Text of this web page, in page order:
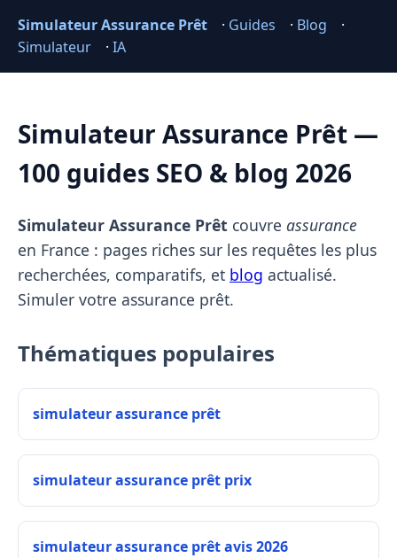
Simulateur Assurance Prêt · Guides · Blog
·
Simulateur
· IA
Simulateur Assurance Prêt —
100 guides SEO & blog 2026
Simulateur Assurance Prêt couvre assurance
en France : pages riches sur les requêtes les plus
recherchées, comparatifs, et blog actualisé.
Simuler votre assurance prêt.
Thématiques populaires
simulateur assurance prêt
simulateur assurance prêt prix
simulateur assurance prêt avis 2026